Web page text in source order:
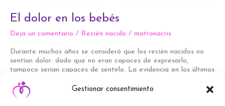
Gestionar consentimiento
El dolor en los bebés
Deja un comentario / Recién nacido / matronacris
Durante muchos años se consideró que los recién nacidos no
sentían dolor: dado que no eran capaces de expresarlo,
tampoco serían capaces de sentirlo. La evidencia en los últimos
desde el nacimiento, sino que éste puede afectar a cómo se
afronta el dolor […]